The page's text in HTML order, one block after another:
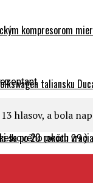
kompresorom
taliansku
sa po 20 rokoch
hlasov, a bola
počtu 29 )